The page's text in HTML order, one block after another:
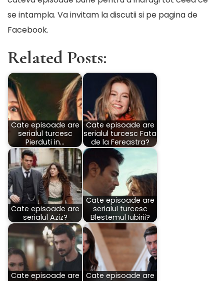
se intampla. Va invitam la discutii si pe pagina de
Facebook.
Related Posts:
Cate episoade are
serialul turcesc
Pierduti in…
Cate episoade are
serialul turcesc Fata
de la Fereastra?
Cate episoade are
serialul Aziz?
Cate episoade are
serialul turcesc
Blestemul Iubirii?
Cate episoade are
Cate episoade are